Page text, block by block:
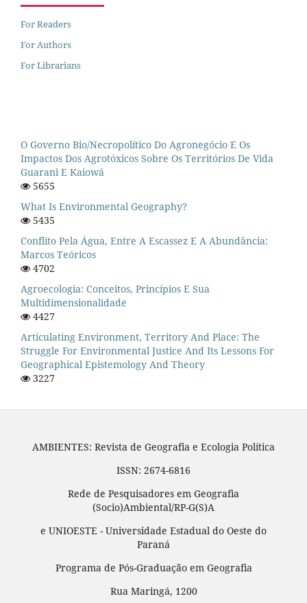
For Readers
For Authors
For Librarians
O Governo Bio/necropolítico Do Agronegócio E Os
Impactos Dos Agrotóxicos Sobre Os Territórios De Vida
Guarani E Kaiowá
5655
What Is Environmental Geography?
5435
Conflito Pela Água, Entre A Escassez E A Abundância:
Marcos Teóricos
4702
Agroecologia: Conceitos, Princípios E Sua
Multidimensionalidade
4427
Articulating Environment, Territory And Place: The
Struggle For Environmental Justice And Its Lessons For
Geographical Epistemology And Theory
3227
AMBIENTES: Revista de Geografia e Ecologia Política
ISSN: 2674-6816
Rede de Pesquisadores em Geografia
(Socio)Ambiental/RP-G(S)A
e UNIOESTE - Universidade Estadual do Oeste do
Paraná
Programa de Pós-Graduação em Geografia
Rua Maringá, 1200